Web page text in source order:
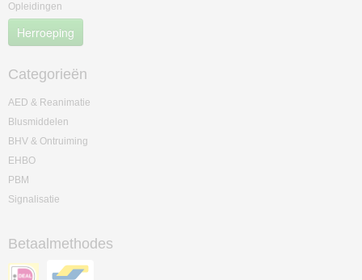
Opleidingen
Herroeping
Categorieën
AED & Reanimatie
Blusmiddelen
BHV & Ontruiming
EHBO
PBM
Signalisatie
Betaalmethodes